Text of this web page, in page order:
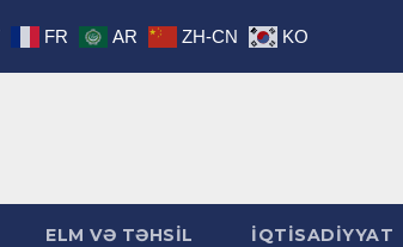
ELM VƏ TƏHSİL İQTİSADİYYAT
FR AR ZH-CN KO